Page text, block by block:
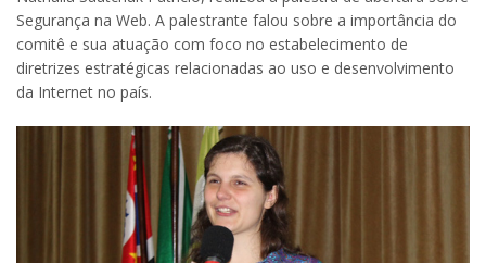
Segurança na Web. A palestrante falou sobre a importância do
comitê e sua atuação com foco no estabelecimento de
diretrizes estratégicas relacionadas ao uso e desenvolvimento
da Internet no país.